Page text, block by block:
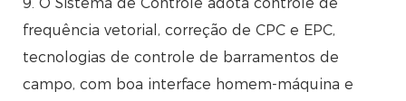
frequência vetorial, correção de CPC e EPC,
tecnologias de controle de barramentos de
campo, com boa interface homem-máquina e